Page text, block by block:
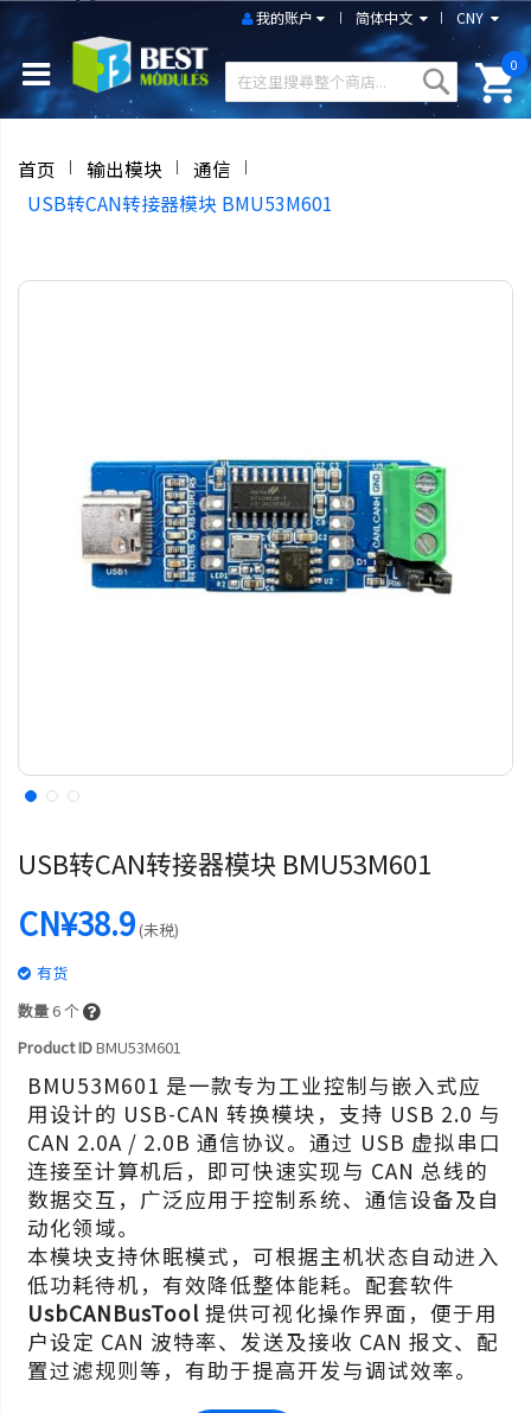
CNY
简体中文
我的账户
0
首页 输出模块
通信
USB转CAN转接器模块 BMU53M601
USB转CAN转接器模块 BMU53M601
CN¥38.9(未税)
有货
数量6个
Product IDBMU53M601
BMU53M601 是一款专为工业控制与嵌入式应
用设计的 USB-CAN 转换模块，支持 USB 2.0 与
CAN 2.0A / 2.0B 通信协议。通过 USB 虚拟串口
连接至计算机后，即可快速实现与 CAN 总线的
数据交互，广泛应用于控制系统、通信设备及自
动化领域。
本模块支持休眠模式，可根据主机状态自动进入
低功耗待机，有效降低整体能耗。配套软件
UsbCANBusTool 提供可视化操作界面，便于用
户设定 CAN 波特率、发送及接收 CAN 报文、配
置过滤规则等，有助于提高开发与调试效率。